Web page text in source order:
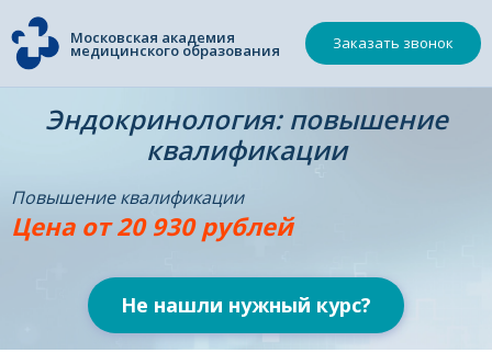
Московская академия
медицинского образования Заказать звонок
Эндокринология: повышение
квалификации
Повышение квалификации
Цена от 20 930 рублей
Не нашли нужный курс?